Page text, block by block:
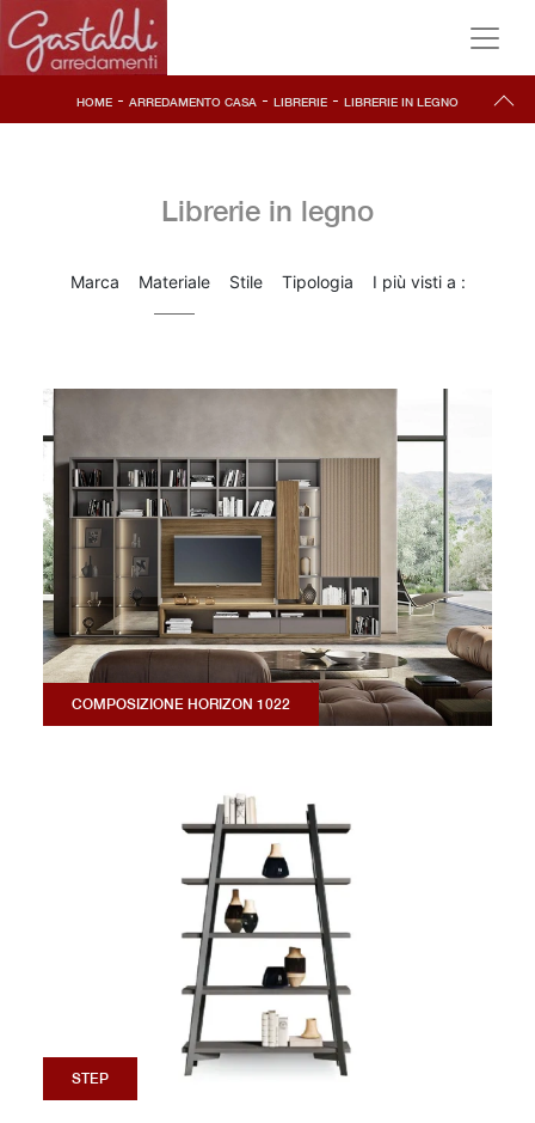
HOME - ARREDAMENTO CASA - LIBRERIE - LIBRERIE IN LEGNO
Librerie in legno
Marca Materiale Stile Tipologia I più visti a :
COMPOSIZIONE HORIZON 1022
STEP